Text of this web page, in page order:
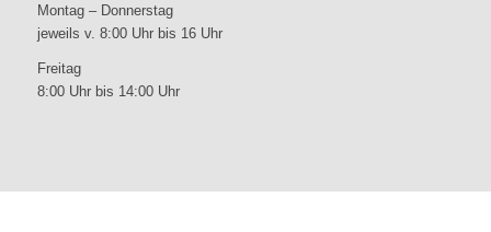
Montag – Donnerstag
jeweils v. 8:00 Uhr bis 16 Uhr
Freitag
8:00 Uhr bis 14:00 Uhr